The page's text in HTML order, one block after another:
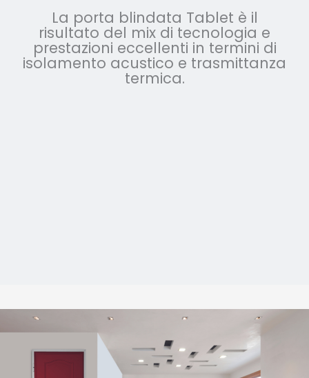
La porta blindata Tablet è il
risultato del mix di tecnologia e
prestazioni eccellenti in termini di
isolamento acustico e trasmittanza
termica.